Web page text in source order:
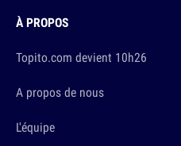
À PROPOS
Topito.com devient 10h26
A propos de nous
L'équipe